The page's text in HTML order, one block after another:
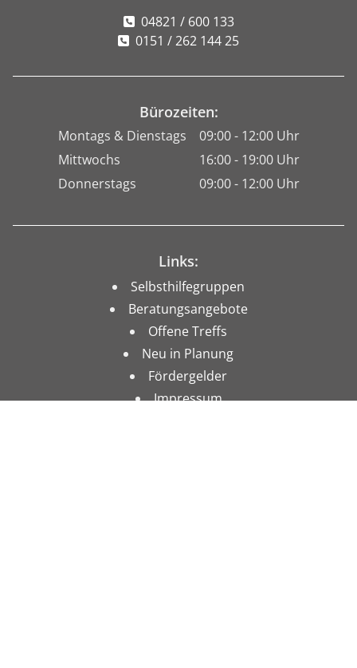
04821 / 600 133
0151 / 262 144 25
Bürozeiten:
Montags & Dienstags
09:00 - 12:00 Uhr
Mittwochs
16:00 - 19:00 Uhr
Donnerstags
09:00 - 12:00 Uhr
Links:
Selbsthilfegruppen
Beratungsangebote
Offene Treffs
Neu in Planung
Fördergelder
Impressum